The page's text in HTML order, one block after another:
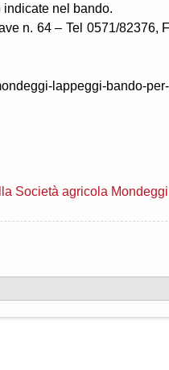
nel bando.
n. 64 – Tel 0571/82376,
lappeggi-bando-
Società agricola Mondeggi